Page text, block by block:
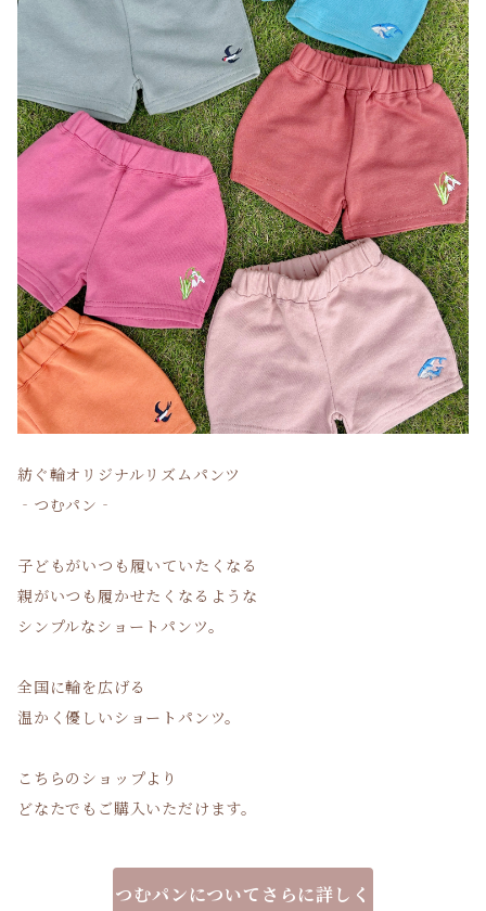
紡ぐ輪オリジナルリズムパンツ
‐つむパン‐
子どもがいつも履いていたくなる
親がいつも履かせたくなるような
シンプルなショートパンツ。
全国に輪を広げる
温かく優しいショートパンツ。
こちらのショップより
どなたでもご購入いただけます。
つむパンについてさらに詳しく